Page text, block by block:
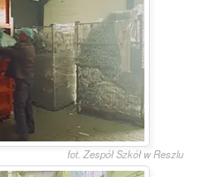
fot. Zespół Szkół w Reszlu